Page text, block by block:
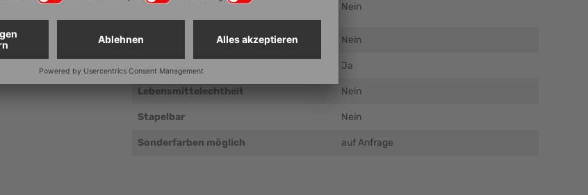
Nein
Elektrische Leitfähigkeit Nein
Platzsparend aufbewahrbar Ja
Lebensmittelechtheit Nein
Stapelbar Nein
Sonderfarben möglich auf Anfrage